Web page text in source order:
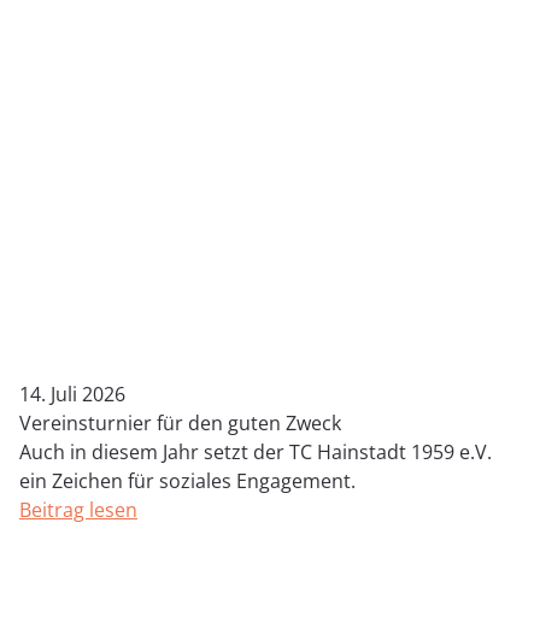
14. Juli 2026
Vereinsturnier für den guten Zweck
Auch in diesem Jahr setzt der TC Hainstadt 1959 e.V.
ein Zeichen für soziales Engagement.
Beitrag lesen